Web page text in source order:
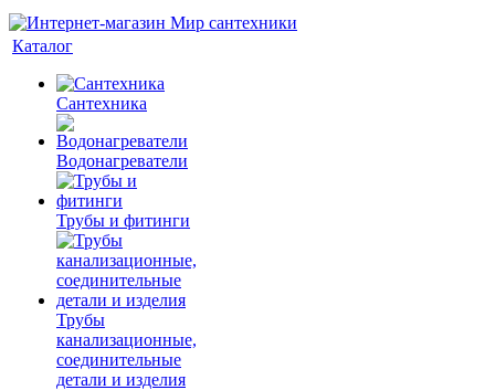
Каталог
Сантехника
Водонагреватели
Трубы и фитинги
Трубы
канализационные,
соединительные
детали и изделия